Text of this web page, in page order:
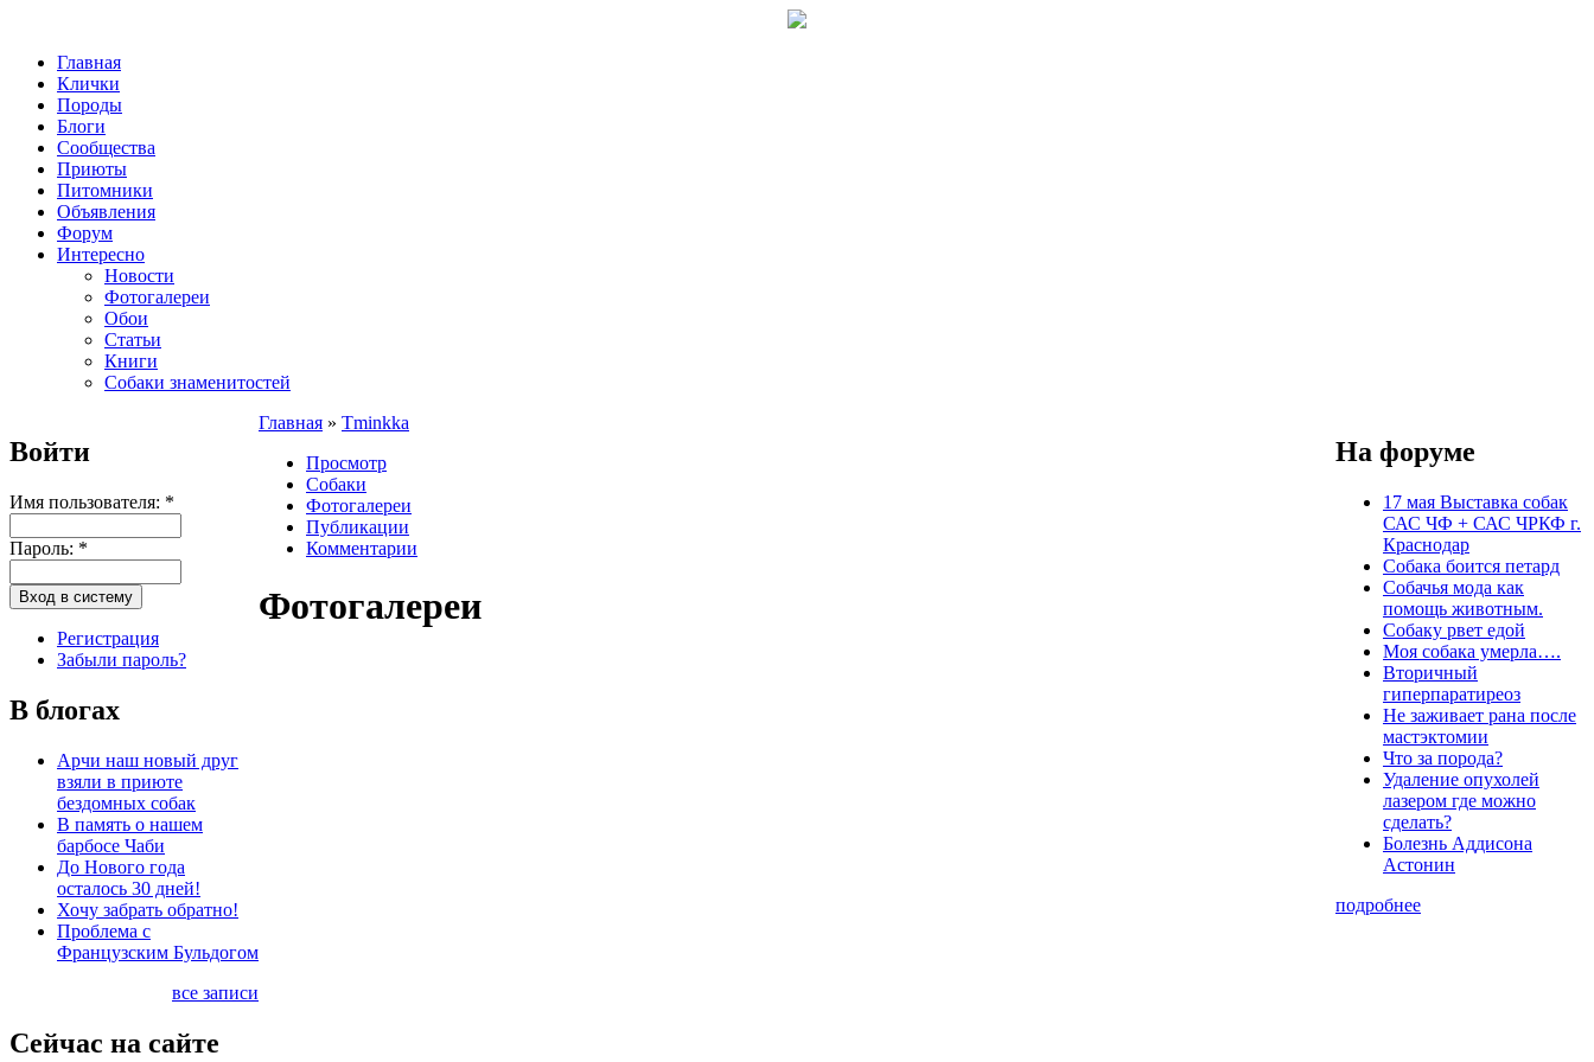
Главная
Клички
Породы
Блоги
Сообщества
Приюты
Питомники
Объявления
Форум
Интересно
Новости
Фотогалереи
Обои
Статьи
Книги
Собаки знаменитостей
Войти
Имя пользователя: *
Пароль: *
Регистрация
Забыли пароль?
В блогах
Арчи наш новый друг
взяли в приюте
бездомных собак
В память о нашем
барбосе Чаби
До Нового года
осталось 30 дней!
Хочу забрать обратно!
Проблема с
Французским Бульдогом
все записи
Сейчас на сайте
Главная » Tminkka
Просмотр
Собаки
Фотогалереи
Публикации
Комментарии
Фотогалереи
На форуме
17 мая Выставка собак
САС ЧФ + САС ЧРКФ г.
Краснодар
Собака боится петард
Собачья мода как
помощь животным.
Собаку рвет едой
Моя собака умерла….
Вторичный
гиперпаратиреоз
Не заживает рана после
мастэктомии
Что за порода?
Удаление опухолей
лазером где можно
сделать?
Болезнь Аддисона
Астонин
подробнее